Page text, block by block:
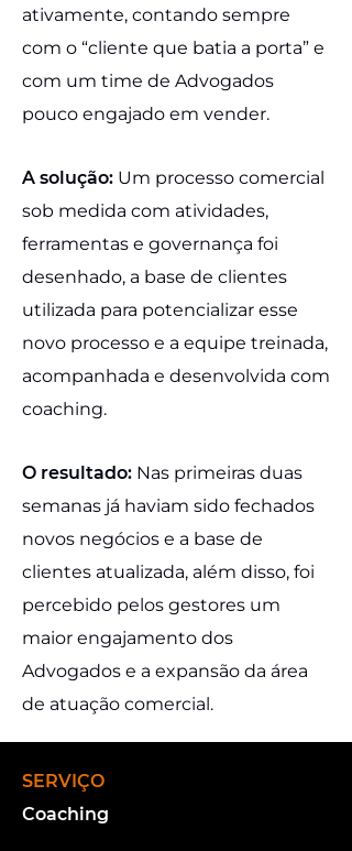
ativamente, contando sempre
com o “cliente que batia a porta” e
com um time de Advogados
pouco engajado em vender.
A solução: Um processo comercial
sob medida com atividades,
ferramentas e governança foi
desenhado, a base de clientes
utilizada para potencializar esse
novo processo e a equipe treinada,
acompanhada e desenvolvida com
coaching.
O resultado: Nas primeiras duas
semanas já haviam sido fechados
novos negócios e a base de
clientes atualizada, além disso, foi
percebido pelos gestores um
maior engajamento dos
Advogados e a expansão da área
de atuação comercial.
SERVIÇO
Coaching